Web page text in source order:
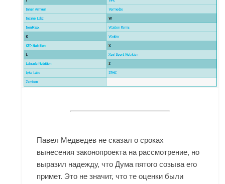
Павел Медведев не сказал о сроках
вынесения законопроекта на рассмотрение, но
выразил надежду, что Дума пятого созыва его
примет. Это не значит, что те оценки были